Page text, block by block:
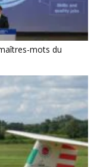
mots du